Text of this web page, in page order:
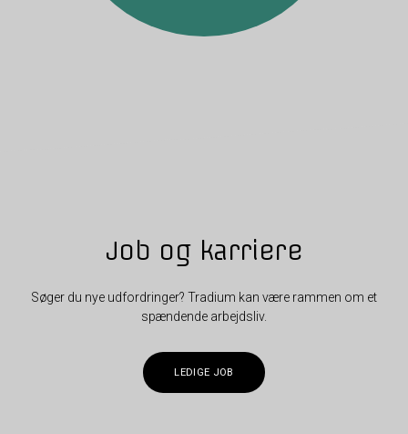
Job og karriere
Søger du nye udfordringer? Tradium kan være rammen om et
spændende arbejdsliv.
LEDIGE JOB